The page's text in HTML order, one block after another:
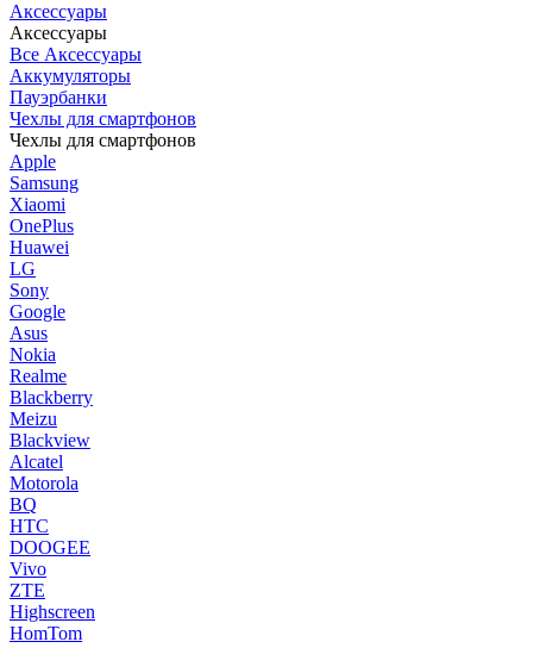
Аксессуары
Аксессуары
Все Аксессуары
Аккумуляторы
Пауэрбанки
Чехлы для смартфонов
Чехлы для смартфонов
Apple
Samsung
Xiaomi
OnePlus
Huawei
LG
Sony
Google
Asus
Nokia
Realme
Blackberry
Meizu
Blackview
Alcatel
Motorola
BQ
HTC
DOOGEE
Vivo
ZTE
Highscreen
HomTom